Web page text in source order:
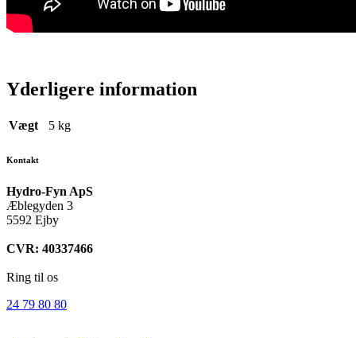
Yderligere information
Vægt 5 kg
Kontakt
Hydro-Fyn ApS
Æblegyden 3
5592 Ejby
CVR: 40337466
Ring til os
24 79 80 80